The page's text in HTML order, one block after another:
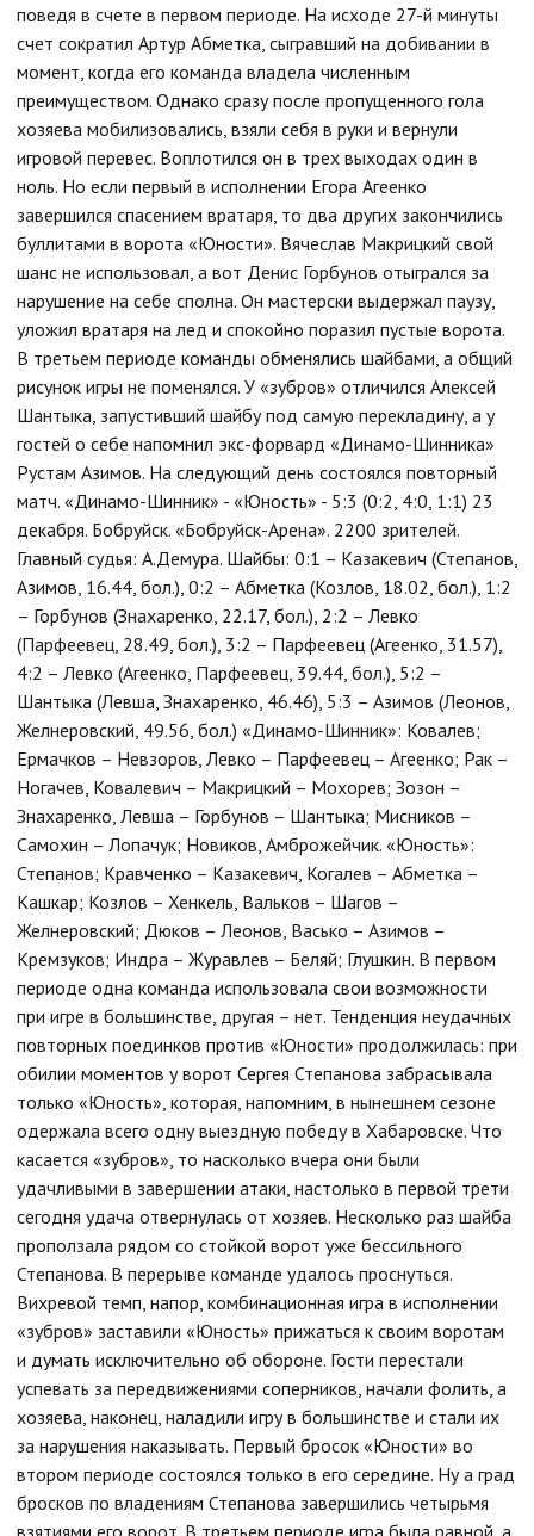
поведя в счете в первом периоде. На исходе 27-й минуты
счет сократил Артур Абметка, сыгравший на добивании в
момент, когда его команда владела численным
преимуществом. Однако сразу после пропущенного гола
хозяева мобилизовались, взяли себя в руки и вернули
игровой перевес. Воплотился он в трех выходах один в
ноль. Но если первый в исполнении Егора Агеенко
завершился спасением вратаря, то два других закончились
буллитами в ворота «Юности». Вячеслав Макрицкий свой
шанс не использовал, а вот Денис Горбунов отыгрался за
нарушение на себе сполна. Он мастерски выдержал паузу,
уложил вратаря на лед и спокойно поразил пустые ворота.
В третьем периоде команды обменялись шайбами, а общий
рисунок игры не поменялся. У «зубров» отличился Алексей
Шантыка, запустивший шайбу под самую перекладину, а у
гостей о себе напомнил экс-форвард «Динамо-Шинника»
Рустам Азимов. На следующий день состоялся повторный
матч. «Динамо-Шинник» - «Юность» - 5:3 (0:2, 4:0, 1:1) 23
декабря. Бобруйск. «Бобруйск-Арена». 2200 зрителей.
Главный судья: А.Демура. Шайбы: 0:1 – Казакевич (Степанов,
Азимов, 16.44, бол.), 0:2 – Абметка (Козлов, 18.02, бол.), 1:2
– Горбунов (Знахаренко, 22.17, бол.), 2:2 – Левко
(Парфеевец, 28.49, бол.), 3:2 – Парфеевец (Агеенко, 31.57),
4:2 – Левко (Агеенко, Парфеевец, 39.44, бол.), 5:2 –
Шантыка (Левша, Знахаренко, 46.46), 5:3 – Азимов (Леонов,
Желнеровский, 49.56, бол.) «Динамо-Шинник»: Ковалев;
Ермачков – Невзоров, Левко – Парфеевец – Агеенко; Рак –
Ногачев, Ковалевич – Макрицкий – Мохорев; Зозон –
Знахаренко, Левша – Горбунов – Шантыка; Мисников –
Самохин – Лопачук; Новиков, Амброжейчик. «Юность»:
Степанов; Кравченко – Казакевич, Когалев – Абметка –
Кашкар; Козлов – Хенкель, Вальков – Шагов –
Желнеровский; Дюков – Леонов, Васько – Азимов –
Кремзуков; Индра – Журавлев – Беляй; Глушкин. В первом
периоде одна команда использовала свои возможности
при игре в большинстве, другая – нет. Тенденция неудачных
повторных поединков против «Юности» продолжилась: при
обилии моментов у ворот Сергея Степанова забрасывала
только «Юность», которая, напомним, в нынешнем сезоне
одержала всего одну выездную победу в Хабаровске. Что
касается «зубров», то насколько вчера они были
удачливыми в завершении атаки, настолько в первой трети
сегодня удача отвернулась от хозяев. Несколько раз шайба
проползала рядом со стойкой ворот уже бессильного
Степанова. В перерыве команде удалось проснуться.
Вихревой темп, напор, комбинационная игра в исполнении
«зубров» заставили «Юность» прижаться к своим воротам
и думать исключительно об обороне. Гости перестали
успевать за передвижениями соперников, начали фолить, а
хозяева, наконец, наладили игру в большинстве и стали их
за нарушения наказывать. Первый бросок «Юности» во
втором периоде состоялся только в его середине. Ну а град
бросков по владениям Степанова завершились четырьмя
взятиями его ворот. В третьем периоде игра была равной, а